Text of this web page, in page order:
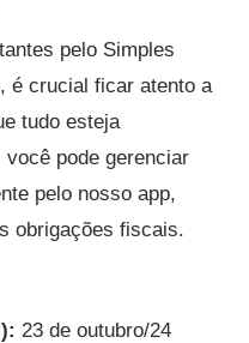
pelo Simples
é crucial ficar atento a
tudo esteja
pode gerenciar
pelo nosso app,
obrigações fiscais.
23 de outubro/24